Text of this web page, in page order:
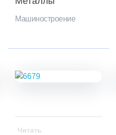
Машиностроение
Читать